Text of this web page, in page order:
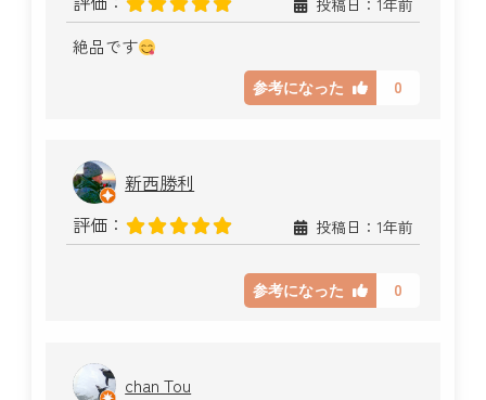
投稿日：1年前
絶品です
参考になった 0
新西勝利
評価：
投稿日：1年前
参考になった 0
chan Tou